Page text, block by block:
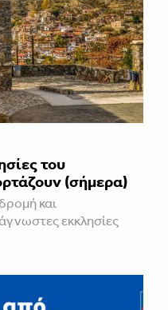
του
(σήμερα)
και
εκκλησίες